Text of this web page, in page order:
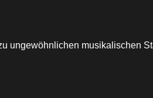
ungewöhnlichen musikalischen